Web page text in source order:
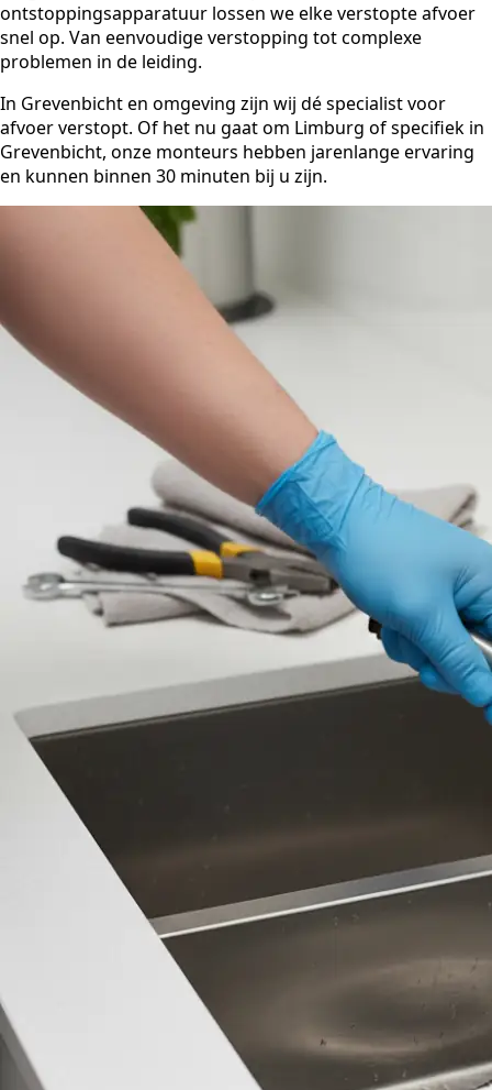
ontstoppingsapparatuur lossen we elke verstopte afvoer
snel op. Van eenvoudige verstopping tot complexe
problemen in de leiding.
In Grevenbicht en omgeving zijn wij dé specialist voor
afvoer verstopt. Of het nu gaat om Limburg of specifiek in
Grevenbicht, onze monteurs hebben jarenlange ervaring
en kunnen binnen 30 minuten bij u zijn.